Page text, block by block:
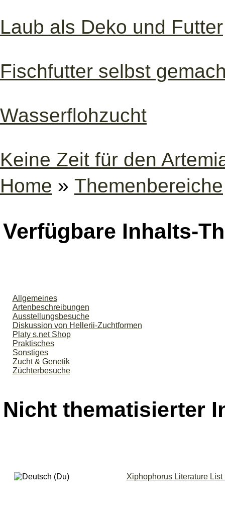
Laub als Deko und Futter
Fischfutter selbst
Wasserflohzucht
Keine Zeit für den
Home » Themenbereiche
Verfügbare Inhalts-
Allgemeines
Artenbeschreibungen
Ausstellungsbesuche
Diskussion von Hellerii-Zuchtformen
Platy s.net Shop
Praktisches
Sonstiges
Zucht & Genetik
Züchterbesuche
Nicht thematisierter
Xiphophorus Literature